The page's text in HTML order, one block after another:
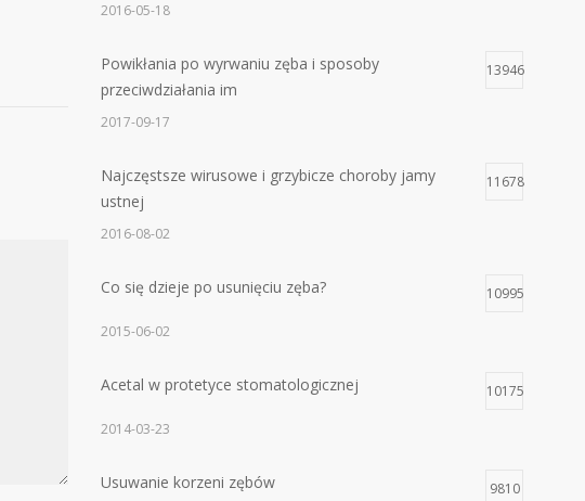
2016-05-18
Powikłania po wyrwaniu zęba i sposoby
przeciwdziałania im
13946
2017-09-17
Najczęstsze wirusowe i grzybicze choroby jamy
ustnej
11678
2016-08-02
Co się dzieje po usunięciu zęba? 10995
2015-06-02
Acetal w protetyce stomatologicznej 10175
2014-03-23
Usuwanie korzeni zębów 9810